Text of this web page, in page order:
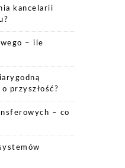
kancelarii
– ile
przyszłość?
– co